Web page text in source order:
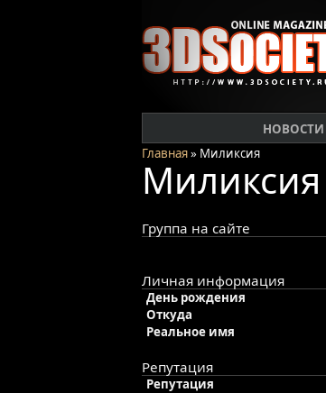
НОВОСТИ
Главная» Миликсия
Миликсия
Группа на сайте
Личная информация
День рождения
Откуда
Реальное имя
Репутация
Репутация